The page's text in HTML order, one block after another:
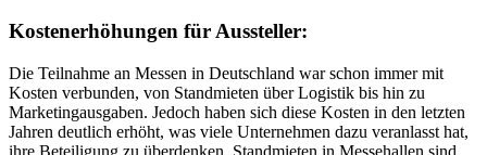
Kostenerhöhungen für Aussteller:
Die Teilnahme an Messen in Deutschland war schon immer mit
Kosten verbunden, von Standmieten über Logistik bis hin zu
Marketingausgaben. Jedoch haben sich diese Kosten in den letzten
Jahren deutlich erhöht, was viele Unternehmen dazu veranlasst hat,
ihre Beteiligung zu überdenken. Standmieten in Messehallen sind